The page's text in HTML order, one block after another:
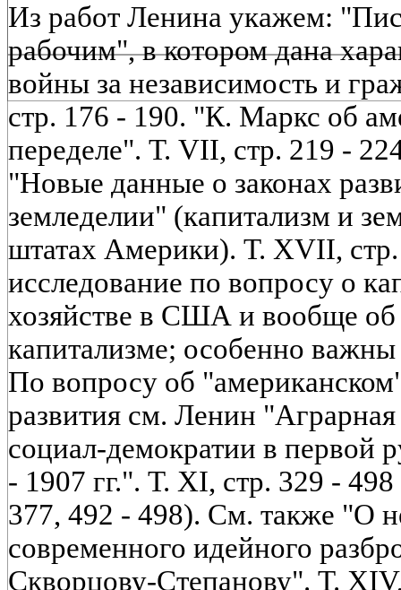
Из работ Ленина укажем:
рабочим", в котором дана
войны за независимость и
стр. 176 - 190. "К. Маркс об
переделе". Т. VII, стр. 219 -
"Новые данные о законах
земледелии" (капитализм и
штатах Америки). Т. XVII,
исследование по вопросу о
хозяйстве в США и вообще об
капитализме; особенно
По вопросу об
развития см. Ленин
социал-демократии в первой
- 1907 гг.". Т. XI, стр. 329 -
377, 492 - 498). См. также "О
современного идейного
Скворцову-Степанову". Т.